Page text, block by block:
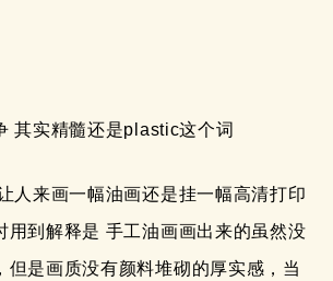
其实精髓还是plastic这个词
人来画一幅油画还是挂一幅高清打印
用到解释是 手工油画画出来的虽然没
但是画质没有颜料堆砌的厚实感，当